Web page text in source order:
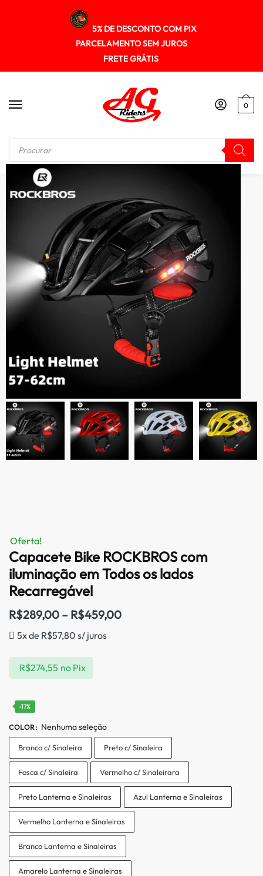
5% DE DESCONTO COM PIX
PARCELAMENTO SEM JUROS
FRETE GRÁTIS
0
Início / ACESSÓRIOS Capacete Bike ROCKBROS com iluminação em Todos os lados Recarregável
Oferta!
Capacete Bike ROCKBROS com
iluminação em Todos os lados
Recarregável
R$289,00 – R$459,00
5x de R$57,80 s/ juros
R$274,55 no Pix
-17%
COLOR : Nenhuma seleção
Branco c/ Sinaleira Preto c/ Sinaleira
Fosca c/ Sinaleira Vermelho c/ Sinaleirara
Preto Lanterna e Sinaleiras Azul Lanterna e Sinaleiras
Vermelho Lanterna e Sinaleiras
Branco Lanterna e Sinaleiras
Amarelo Lanterna e Sinaleiras